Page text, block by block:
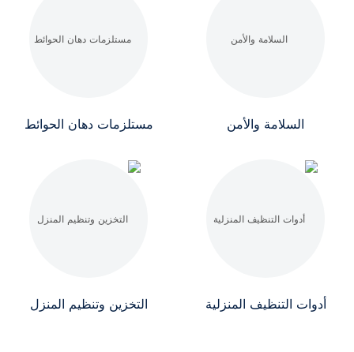
السلامة والأمن مستلزمات دهان الحوائط
أدوات التنظيف المنزلية التخزين وتنظيم المنزل